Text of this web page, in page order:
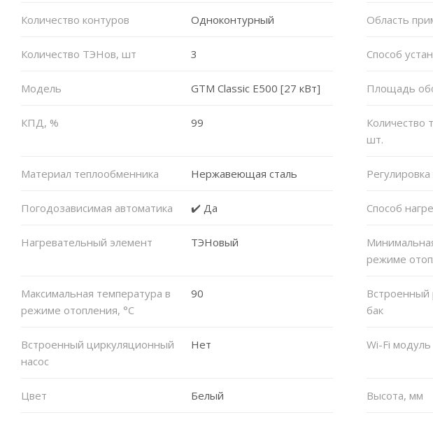
Количество контуров Одноконтурный Область
Количество ТЭНов, шт 3 Способ
Модель GTM Classic E500 [27 кВт] Площадь
КПД, % 99
Количество
шт.
Материал теплообменника Нержавеющая сталь
Погодозависимая автоматика ✔️ Да Способ
Нагревательный элемент ТЭНовый
режиме
Максимальная температура в
режиме отопления, °C
90
бак
Встроенный циркуляционный
насос
Нет Wi-Fi модуль
Цвет Белый Высота, мм